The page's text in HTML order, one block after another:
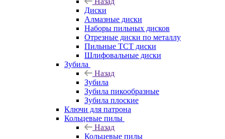
Диски
Алмазные диски
Наборы пильных дисков
Отрезные диски по металлу
Пильные TCT диски
Шлифовальные диски
Зубила
Назад
Зубила
Зубила пикообразные
Зубила плоские
Ключи для патрона
Кольцевые пилы
Назад
Кольцевые пилы